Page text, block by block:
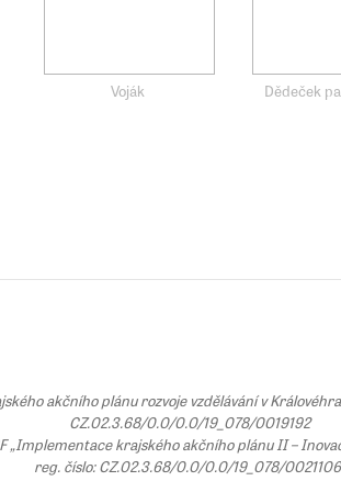
Voják Dědeček
akčního plánu rozvoje vzdělávání v
CZ.02.3.68/0.0/0.0/19_078/0019192
„Implementace krajského akčního plánu II –
reg. číslo: CZ.02.3.68/0.0/0.0/19_078/